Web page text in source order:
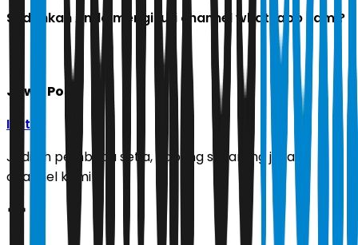
Sudahkah Anda mengikuti channel whatsapp kami?
Jawa Pos
Ikuti
Jadilah pembaca setia, gabung sekarang juga di
channel kami!